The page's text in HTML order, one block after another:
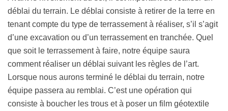
déblai du terrain. Le déblai consiste à retirer de la terre en
tenant compte du type de terrassement à réaliser, s’il s’agit
d’une excavation ou d’un terrassement en tranchée. Quel
que soit le terrassement à faire, notre équipe saura
comment réaliser un déblai suivant les règles de l’art.
Lorsque nous aurons terminé le déblai du terrain, notre
équipe passera au remblai. C’est une opération qui
consiste à boucher les trous et à poser un film géotextile